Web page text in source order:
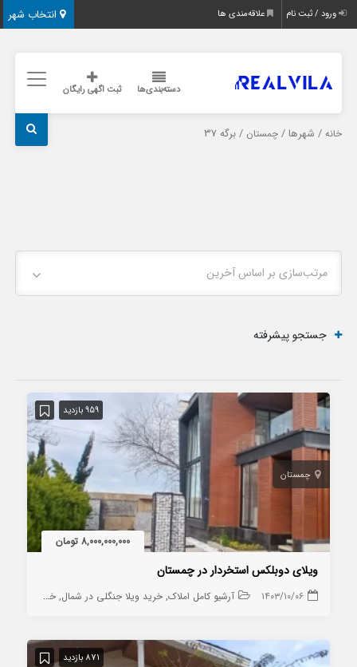
انتخاب شهر ورود / ثبت نام علاقه‌مندی ها
دسته‌بندی‌ها ثبت اگهی رایگان
خانه / شهرها /چمستان / برگه 37
مرتب‌سازی بر اساس آخرین
جستجو پیشرفته
959 بازدید
چمستان
8,000,000,000 تومان
ویلای دوبلکس استخردار در چمستان
۱۴۰۳/۱۰/۰۶ آرشیو کامل املاک خرید ویلا جنگلی در شمال خرید ویلا در چمستان
871 بازدید